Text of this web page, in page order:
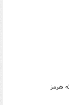
هرمز